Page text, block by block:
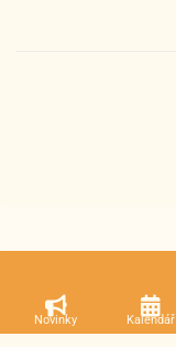
Novinky Kalendář